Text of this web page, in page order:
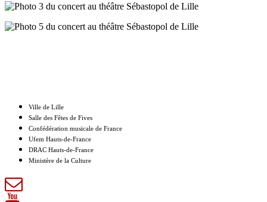
Ville de Lille
Salle des Fêtes de Fives
Confédération musicale de France
Ufem Hauts-de-France
DRAC Hauts-de-France
Ministère de la Culture